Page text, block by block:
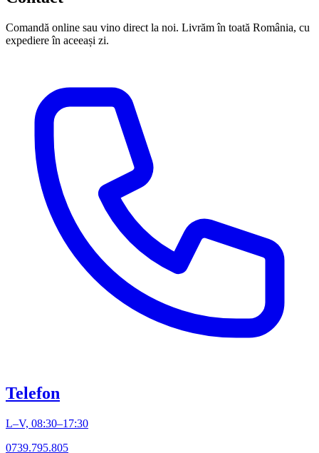
Comandă online sau vino direct la noi. Livrăm în toată România, cu
expediere în aceeași zi.
Telefon
L–V, 08:30–17:30
0739.795.805